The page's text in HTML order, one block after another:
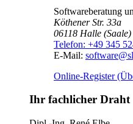
Softwareberatung
Köthener Str. 33a
06118 Halle (Saale)
Telefon: +49 345
E-Mail:
Online-Register
Ihr fachlicher Draht